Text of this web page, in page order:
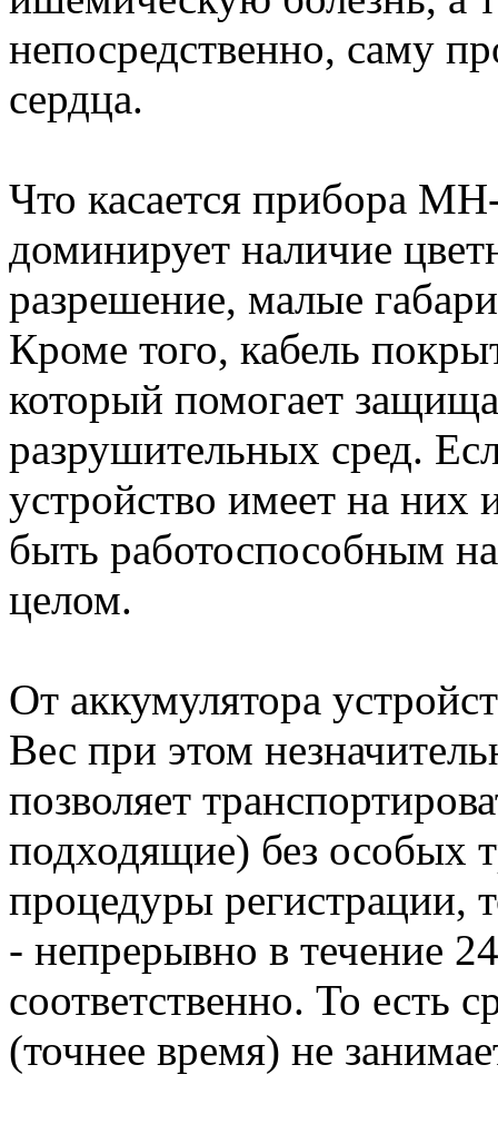
непосредственно, саму
сердца.
Что касается прибора
доминирует наличие
разрешение, малые
Кроме того, кабель
который помогает
разрушительных сред.
устройство имеет на них
быть работоспособным
целом.
От аккумулятора
Вес при этом
позволяет
подходящие) без особых
процедуры регистрации,
- непрерывно в течение
соответственно. То есть
(точнее время) не